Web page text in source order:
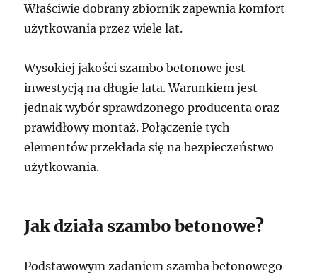
Właściwie dobrany zbiornik zapewnia komfort
użytkowania przez wiele lat.
Wysokiej jakości szambo betonowe jest
inwestycją na długie lata. Warunkiem jest
jednak wybór sprawdzonego producenta oraz
prawidłowy montaż. Połączenie tych
elementów przekłada się na bezpieczeństwo
użytkowania.
Jak działa szambo betonowe?
Podstawowym zadaniem szamba betonowego